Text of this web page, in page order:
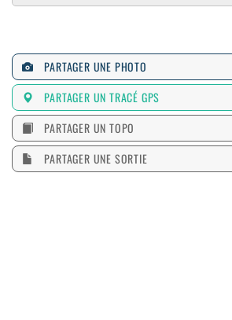
PARTAGER UNE PHOTO
PARTAGER UN TRACÉ GPS
PARTAGER UN TOPO
PARTAGER UNE SORTIE